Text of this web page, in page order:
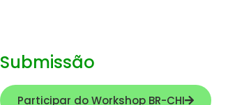
Submissão
Participar do Workshop BR-CHI